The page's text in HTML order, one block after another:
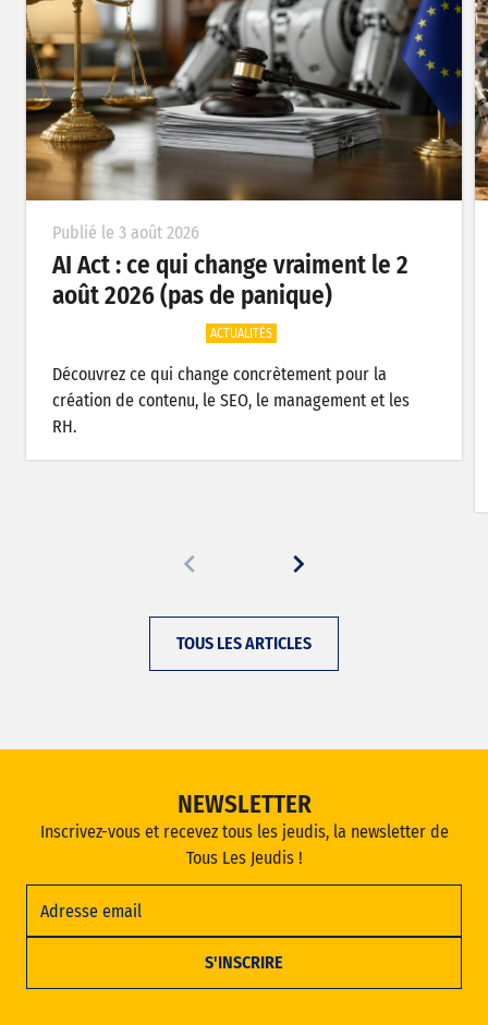
Publié le 3 août 2026
AI Act : ce qui change vraiment le 2
août 2026 (pas de panique)
ACTUALITÉS
Découvrez ce qui change concrètement pour la
création de contenu, le SEO, le management et les
RH.
TOUS LES ARTICLES
NEWSLETTER
Inscrivez-vous et recevez tous les jeudis, la newsletter de
Tous Les Jeudis !